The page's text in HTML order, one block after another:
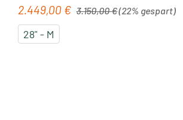
Verkaufspreis:
2.449,00 € Regulärer Preis:
3.150,00 €(22% gespart)
28" - M